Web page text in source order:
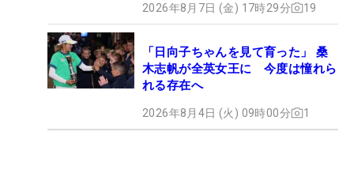
2026年8月7日 (金) 17時29分 19
「日向子ちゃんを見て育った」 桑
木志帆が全英女王に 今度は憧れら
れる存在へ
2026年8月4日 (火) 09時00分 1